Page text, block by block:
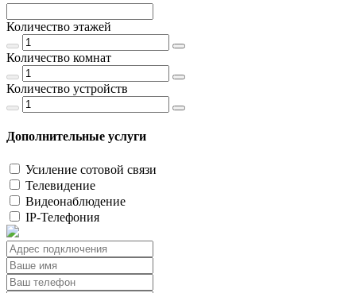
Количество этажей
Количество комнат
Количество устройств
Дополнительные услуги
Усиление сотовой связи
Телевидение
Видеонаблюдение
IP-Телефония